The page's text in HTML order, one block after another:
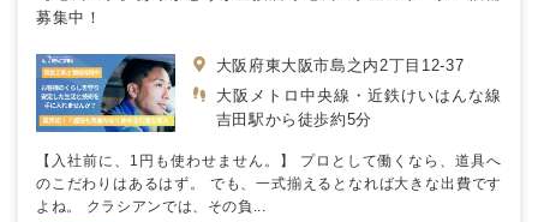
募集中！
大阪府東大阪市島之内2丁目12-37
大阪メトロ中央線・近鉄けいはんな線
吉田駅から徒歩約5分
【入社前に、1円も使わせません。】 プロとして働くなら、道具へ
のこだわりはあるはず。 でも、一式揃えるとなれば大きな出費です
よね。 クラシアンでは、その負...